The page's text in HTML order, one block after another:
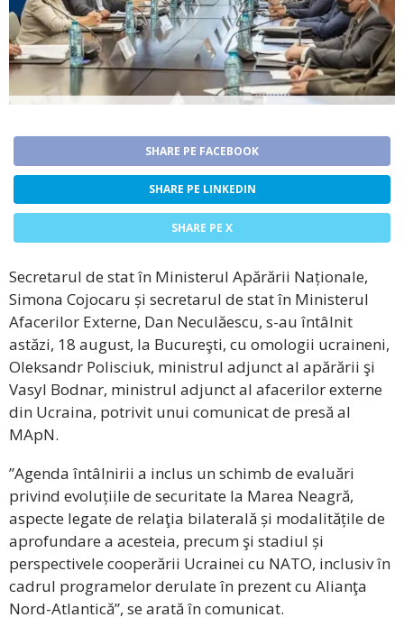
SHARE PE FACEBOOK
SHARE PE LINKEDIN
SHARE PE X
Secretarul de stat în Ministerul Apărării Naționale,
Simona Cojocaru și secretarul de stat în Ministerul
Afacerilor Externe, Dan Neculăescu, s-au întâlnit
astăzi, 18 august, la Bucureşti, cu omologii ucraineni,
Oleksandr Polisciuk, ministrul adjunct al apărării şi
Vasyl Bodnar, ministrul adjunct al afacerilor externe
din Ucraina, potrivit unui comunicat de presă al
MApN.
”Agenda întâlnirii a inclus un schimb de evaluări
privind evoluțiile de securitate la Marea Neagră,
aspecte legate de relaţia bilaterală și modalitățile de
aprofundare a acesteia, precum şi stadiul și
perspectivele cooperării Ucrainei cu NATO, inclusiv în
cadrul programelor derulate în prezent cu Alianţa
Nord-Atlantică”, se arată în comunicat.